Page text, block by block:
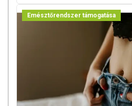
Emésztőrendszer támogatása